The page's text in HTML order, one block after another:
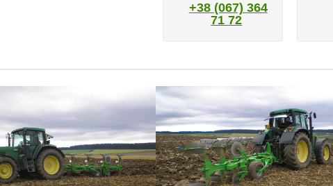
+38 (067) 364
71 72